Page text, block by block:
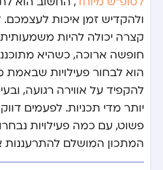
ולהקדיש זמן איכות
קצרה יכולה להיות
חופשה ארוכה, כשהיא
הוא לבחור פעילויות
להקפיד על אווירה רגועה,
יותר מדי תכניות. לפעמים
פשוט, עם כמה פעילויות
המתכון המושלם להתרעננות